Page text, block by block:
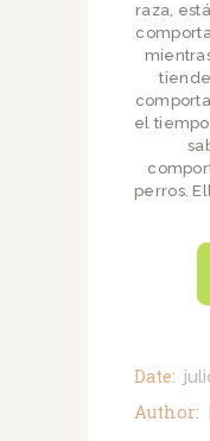
raza,
el
perros.
Date:
Author: